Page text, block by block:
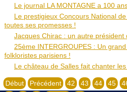
Le journal LA MONTAGNE a 100
Le prestigieux Concours National
toutes ses promesses !
Jacques Chirac : un autre président
25ème INTERGROUPES : Un
folkloristes parisiens !
Le château de Salles fait chanter les
Début Précédent 42 43 44 45